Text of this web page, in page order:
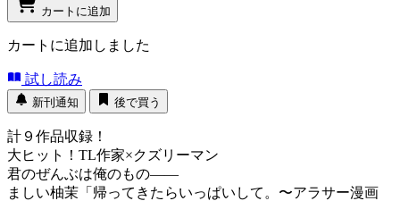
カートに追加
カートに追加しました
試し読み
新刊通知 後で買う
計９作品収録！
大ヒット！TL作家×クズリーマン
君のぜんぶは俺のもの――
ましい柚茉「帰ってきたらいっぱいして。〜アラサー漫画